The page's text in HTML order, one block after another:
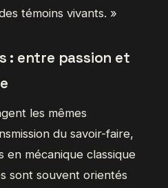
témoins vivants. »
: entre passion et
les mêmes
du savoir-faire,
en mécanique classique
sont souvent orientés